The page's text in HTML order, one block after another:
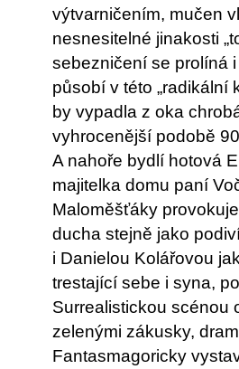
výtvarničením, mučen
nesnesitelné jinakosti
sebezničení se prolíná
působí v této „radikální
by vypadla z oka
vyhrocenější podobě
A nahoře bydlí hotová
majitelka domu paní
Maloměšťáky
ducha stejně jako
i Danielou Kolářovou
trestající sebe i syna,
Surrealistickou scénou
zelenými zákusky,
Fantasmagoricky